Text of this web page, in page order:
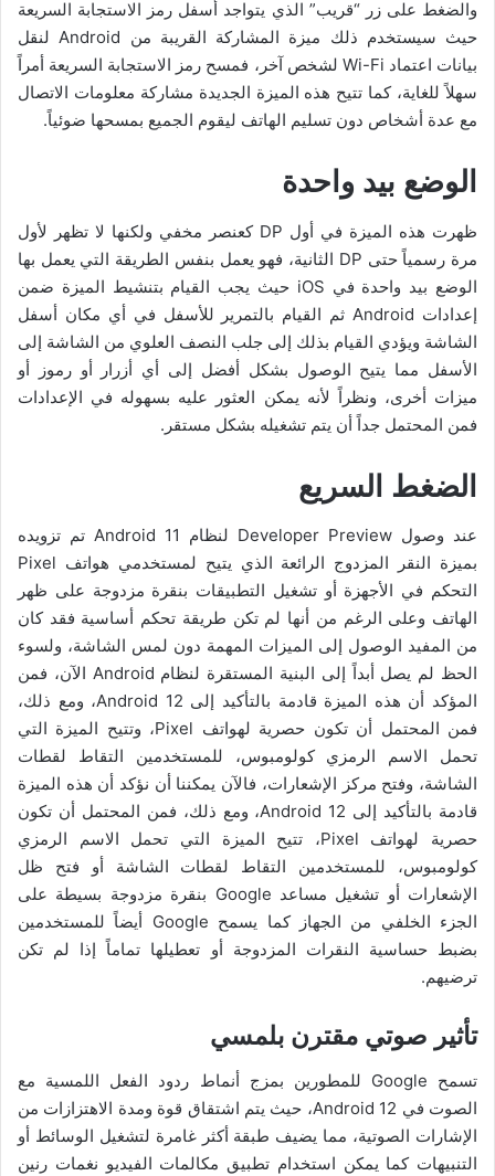
والضغط على زر “قريب” الذي يتواجد أسفل رمز الاستجابة السريعة
حيث سيستخدم ذلك ميزة المشاركة القريبة من Android لنقل
بيانات اعتماد Wi-Fi لشخص آخر، فمسح رمز الاستجابة السريعة أمراً
سهلاً للغاية، كما تتيح هذه الميزة الجديدة مشاركة معلومات الاتصال
مع عدة أشخاص دون تسليم الهاتف ليقوم الجميع بمسحها ضوئياً.
الوضع بيد واحدة
ظهرت هذه الميزة في أول DP كعنصر مخفي ولكنها لا تظهر لأول
مرة رسمياً حتى DP الثانية، فهو يعمل بنفس الطريقة التي يعمل بها
الوضع بيد واحدة في iOS حيث يجب القيام بتنشيط الميزة ضمن
إعدادات Android ثم القيام بالتمرير للأسفل في أي مكان أسفل
الشاشة ويؤدي القيام بذلك إلى جلب النصف العلوي من الشاشة إلى
الأسفل مما يتيح الوصول بشكل أفضل إلى أي أزرار أو رموز أو
ميزات أخرى، ونظراً لأنه يمكن العثور عليه بسهوله في الإعدادات
فمن المحتمل جداً أن يتم تشغيله بشكل مستقر.
الضغط السريع
عند وصول Developer Preview لنظام Android 11 تم تزويده
بميزة النقر المزدوج الرائعة الذي يتيح لمستخدمي هواتف Pixel
التحكم في الأجهزة أو تشغيل التطبيقات بنقرة مزدوجة على ظهر
الهاتف وعلى الرغم من أنها لم تكن طريقة تحكم أساسية فقد كان
من المفيد الوصول إلى الميزات المهمة دون لمس الشاشة، ولسوء
الحظ لم يصل أبداً إلى البنية المستقرة لنظام Android الآن، فمن
المؤكد أن هذه الميزة قادمة بالتأكيد إلى Android 12، ومع ذلك،
فمن المحتمل أن تكون حصرية لهواتف Pixel، وتتيح الميزة التي
تحمل الاسم الرمزي كولومبوس، للمستخدمين التقاط لقطات
الشاشة، وفتح مركز الإشعارات، فالآن يمكننا أن نؤكد أن هذه الميزة
قادمة بالتأكيد إلى Android 12، ومع ذلك، فمن المحتمل أن تكون
حصرية لهواتف Pixel، تتيح الميزة التي تحمل الاسم الرمزي
كولومبوس، للمستخدمين التقاط لقطات الشاشة أو فتح ظل
الإشعارات أو تشغيل مساعد Google بنقرة مزدوجة بسيطة على
الجزء الخلفي من الجهاز كما يسمح Google أيضاً للمستخدمين
بضبط حساسية النقرات المزدوجة أو تعطيلها تماماً إذا لم تكن
ترضيهم.
تأثير صوتي مقترن بلمسي
تسمح Google للمطورين بمزج أنماط ردود الفعل اللمسية مع
الصوت في Android 12، حيث يتم اشتقاق قوة ومدة الاهتزازات من
الإشارات الصوتية، مما يضيف طبقة أكثر غامرة لتشغيل الوسائط أو
التنبيهات كما يمكن استخدام تطبيق مكالمات الفيديو نغمات رنين